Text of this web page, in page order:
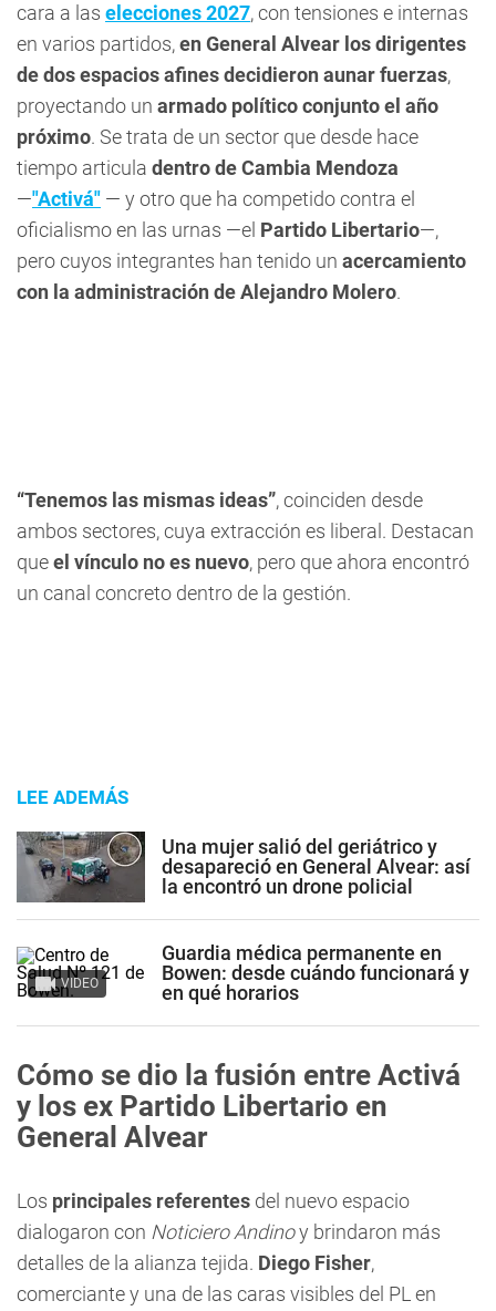
cara a las elecciones 2027, con tensiones e internas
en varios partidos,en General Alvear los dirigentes
de dos espacios afines decidieron aunar fuerzas,
proyectando un armado político conjunto el año
próximo. Se trata de un sector que desde hace
tiempo articula dentro de Cambia Mendoza
—"Activá" — y otro que ha competido contra el
oficialismo en las urnas —el Partido Libertario—,
pero cuyos integrantes han tenido un acercamiento
con la administración de Alejandro Molero.
“Tenemos las mismas ideas”, coinciden desde
ambos sectores, cuya extracción es liberal. Destacan
queel vínculo no es nuevo, pero que ahora encontró
un canal concreto dentro de la gestión.
LEE ADEMÁS
Una mujer salió del geriátrico y
desapareció en General Alvear: así
la encontró un drone policial
VIDEO
Guardia médica permanente en
Bowen: desde cuándo funcionará y
en qué horarios
Cómo se dio la fusión entre Activá
y los ex Partido Libertario en
General Alvear
Los principales referentes del nuevo espacio
dialogaron con Noticiero Andinoy brindaron más
detalles de la alianza tejida. Diego Fisher,
comerciante y una de las caras visibles del PL en